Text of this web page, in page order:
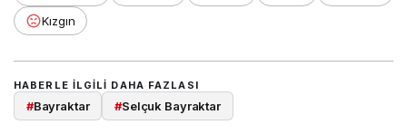
Kızgın
HABERLE ILGILI DAHA FAZLASI
#Bayraktar #Selçuk Bayraktar